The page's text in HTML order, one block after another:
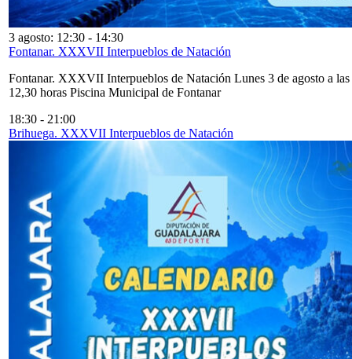
3 agosto: 12:30 - 14:30
Fontanar. XXXVII Interpueblos de Natación
Fontanar. XXXVII Interpueblos de Natación Lunes 3 de agosto a las
12,30 horas Piscina Municipal de Fontanar
18:30 - 21:00
Brihuega. XXXVII Interpueblos de Natación